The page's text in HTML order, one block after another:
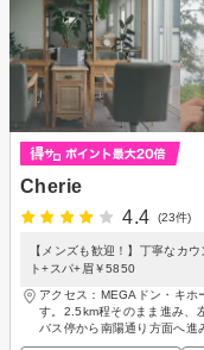
Cherie
4.4
(23件)
【メンズも歓迎！】丁寧なカ
ト+スパ+眉￥5850
アクセス：MEGAドン・キホ
す。2.5km程そのまま進み、
バス停から南陽通り方面へ進